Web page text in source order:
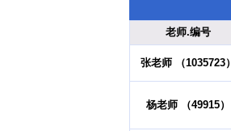
老师.编号
张老师 （1035723）
杨老师 （49915）